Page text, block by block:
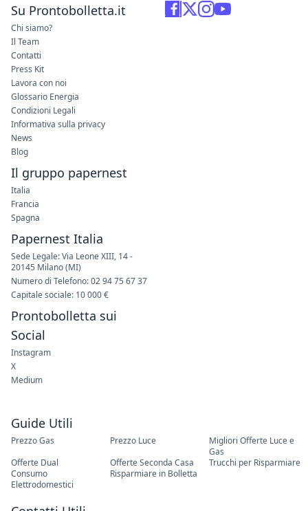
Guide Utili
Prezzo Gas Prezzo Luce
Migliori Offerte Luce e
Gas
Offerte Dual
Offerte Seconda Casa
Trucchi per Risparmiare
Consumo
Elettrodomestici
Risparmiare in Bolletta
Su Prontobolletta.it
Chi siamo?
Il Team
Contatti
Press Kit
Lavora con noi
Glossario Energia
Condizioni Legali
Informativa sulla privacy
News
Blog
Il gruppo papernest
Italia
Francia
Spagna
Papernest Italia
Sede Legale: Via Leone XIII, 14 -
20145 Milano (MI)
Numero di Telefono: 02 94 75 67 37
Capitale sociale: 10 000 €
Prontobolletta sui
Social
Instagram
X
Medium